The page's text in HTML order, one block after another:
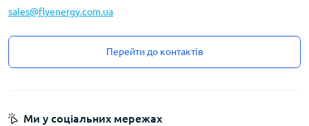
sales@flyenergy.com.ua
Перейти до контактів
Ми у соціальних мережах